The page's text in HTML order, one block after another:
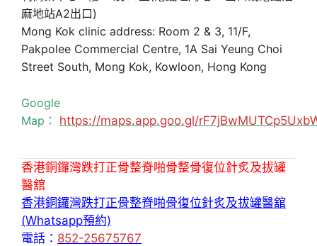
麻地站A2出口)
Mong Kok clinic address: Room 2 & 3, 11/F,
Pakpolee Commercial Centre, 1A Sai Yeung Choi
Street South, Mong Kok, Kowloon, Hong Kong
Google
Map： https://maps.app.goo.gl/
香港銅鑼灣跌打正骨整脊啪骨整骨復位針炙及拔罐
醫舘
香港銅鑼灣跌打正骨整脊啪骨復位針炙及拔罐醫舘
(Whatsapp預約)
電話： 852-25675767